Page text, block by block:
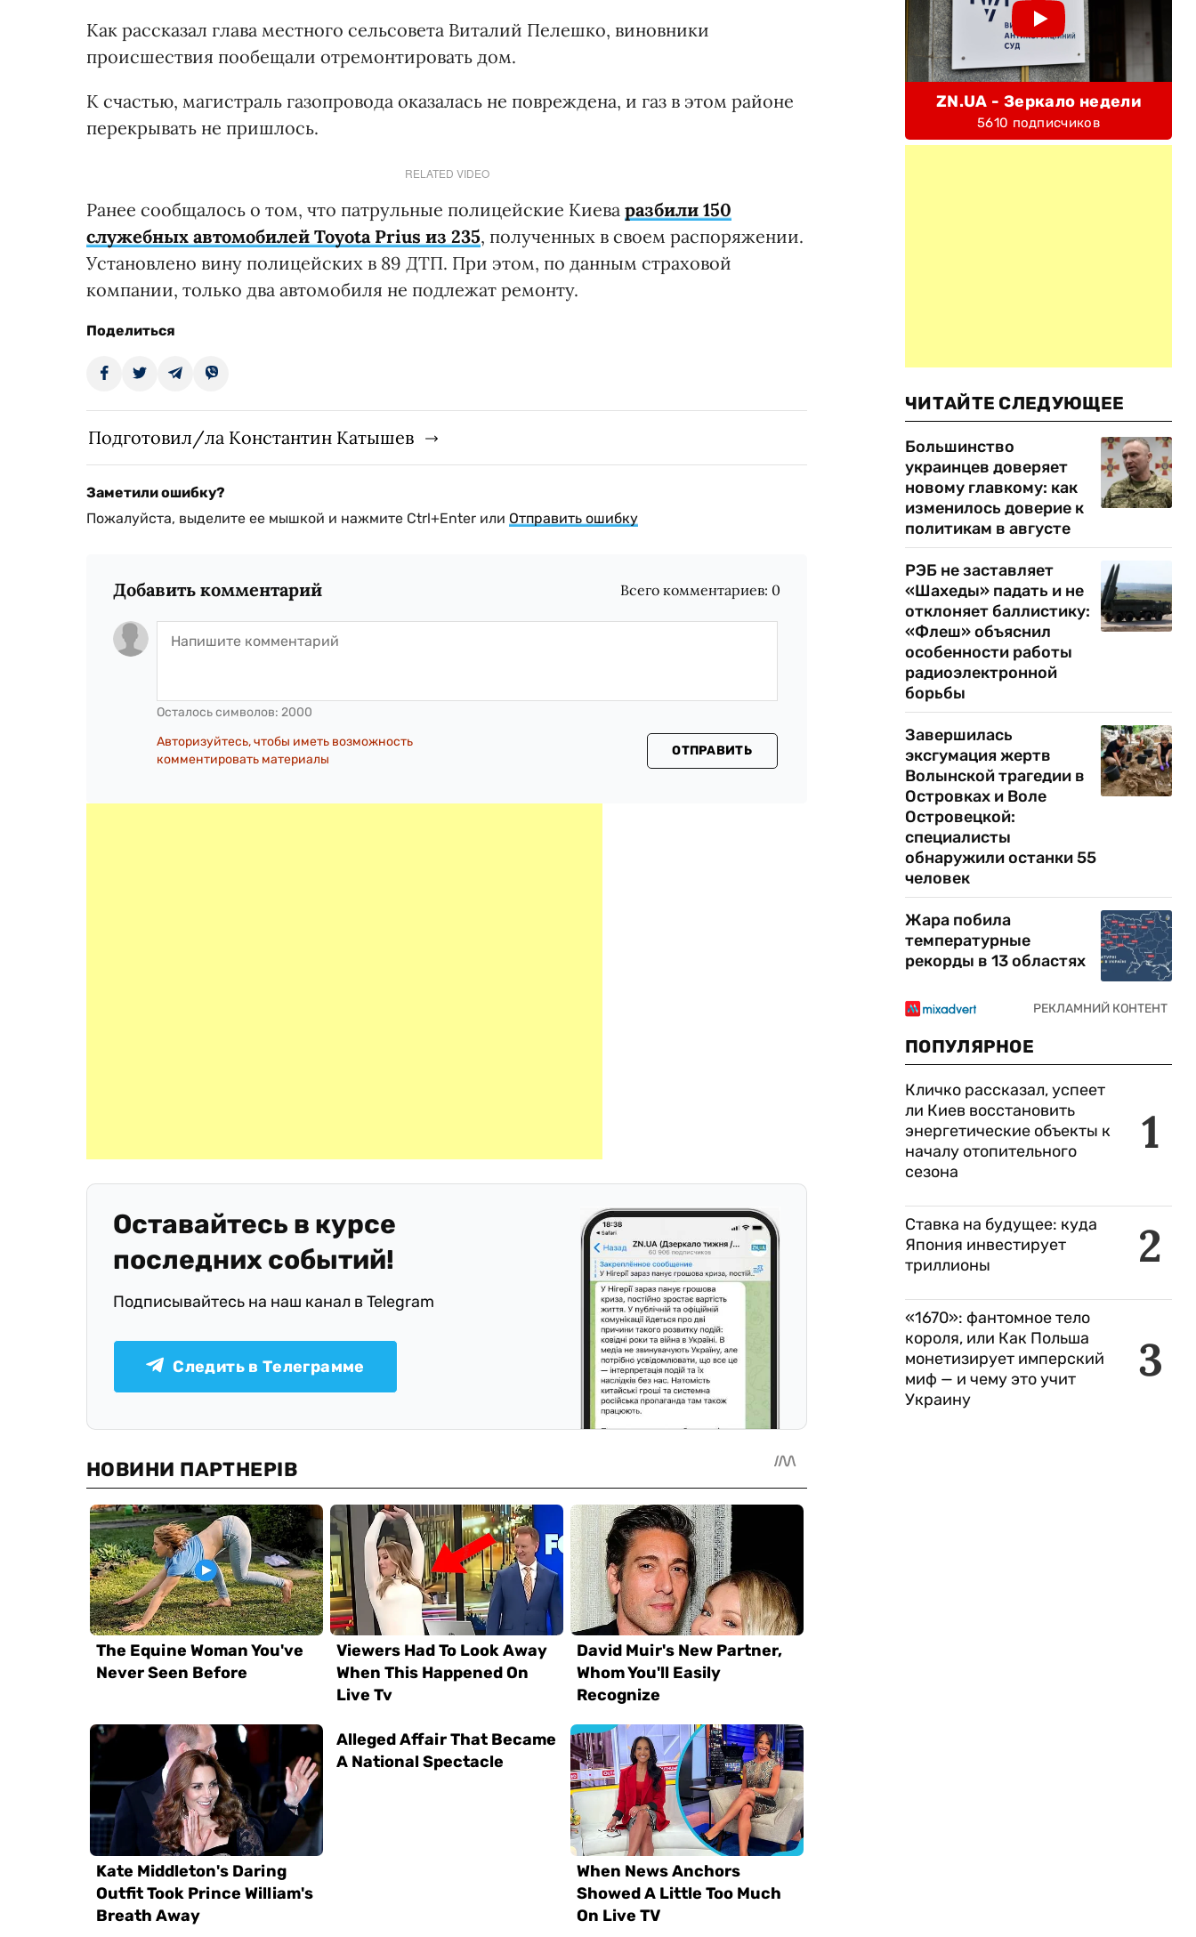
Как рассказал глава местного сельсовета Виталий Пелешко, виновники
происшествия пообещали отремонтировать дом.
К счастью, магистраль газопровода оказалась не повреждена, и газ в этом районе
перекрывать не пришлось.
RELATED VIDEO
Ранее сообщалось о том, что патрульные полицейские Киева разбили 150
служебных автомобилей Toyota Prius из 235, полученных в своем распоряжении.
Установлено вину полицейских в 89 ДТП. При этом, по данным страховой
компании, только два автомобиля не подлежат ремонту.
Поделиться
Подготовил/ла Константин Катышев
Заметили ошибку?
Пожалуйста, выделите ее мышкой и нажмите Ctrl+Enter или Отправить ошибку
Добавить комментарий Всего комментариев: 0
Осталось символов: 2000
Авторизуйтесь, чтобы иметь возможность
комментировать материалы
ОТПРАВИТЬ
Оставайтесь в курсе
последних событий!
Подписывайтесь на наш канал в Telegram
Следить в Телеграмме
ZN.UA - Зеркало недели
5610 подписчиков
ЧИТАЙТЕ СЛЕДУЮЩЕЕ
Большинство
украинцев доверяет
новому главкому: как
изменилось доверие к
политикам в августе
РЭБ не заставляет
«Шахеды» падать и не
отклоняет баллистику:
«Флеш» объяснил
особенности работы
радиоэлектронной
борьбы
Завершилась
эксгумация жертв
Волынской трагедии в
Островках и Воле
Островецкой:
специалисты
обнаружили останки 55
человек
Жара побила
температурные
рекорды в 13 областях
ПОПУЛЯРНОЕ
1
Кличко рассказал, успеет
ли Киев восстановить
энергетические объекты к
началу отопительного
сезона
2
Ставка на будущее: куда
Япония инвестирует
триллионы
3
«1670»: фантомное тело
короля, или Как Польша
монетизирует имперский
миф — и чему это учит
Украину